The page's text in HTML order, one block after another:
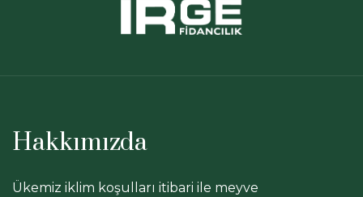
Hakkımızda
Ükemiz iklim koşulları itibari ile meyve